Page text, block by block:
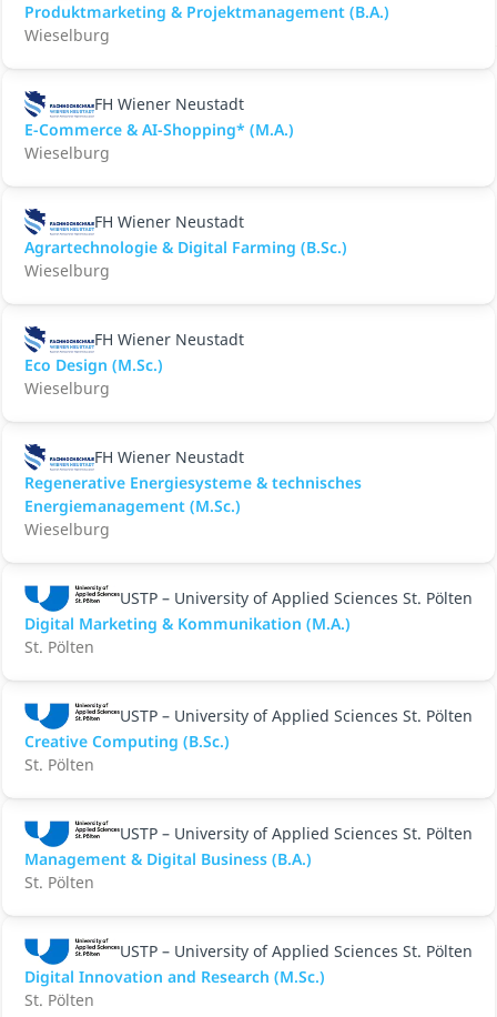
Produktmarketing & Projektmanagement (B.A.)
Wieselburg
FH Wiener Neustadt
E-Commerce & AI-Shopping* (M.A.)
Wieselburg
FH Wiener Neustadt
Agrartechnologie & Digital Farming (B.Sc.)
Wieselburg
FH Wiener Neustadt
Eco Design (M.Sc.)
Wieselburg
FH Wiener Neustadt
Regenerative Energiesysteme & technisches
Energiemanagement (M.Sc.)
Wieselburg
USTP – University of Applied Sciences St. Pölten
Digital Marketing & Kommunikation (M.A.)
St. Pölten
USTP – University of Applied Sciences St. Pölten
Creative Computing (B.Sc.)
St. Pölten
USTP – University of Applied Sciences St. Pölten
Management & Digital Business (B.A.)
St. Pölten
USTP – University of Applied Sciences St. Pölten
Digital Innovation and Research (M.Sc.)
St. Pölten